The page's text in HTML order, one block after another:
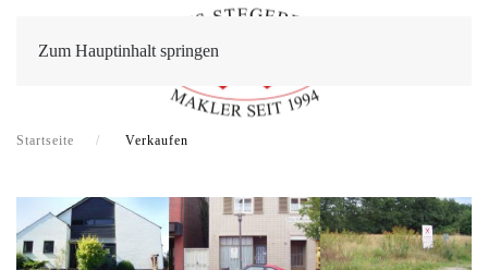
Zum Hauptinhalt springen
Startseite Verkaufen